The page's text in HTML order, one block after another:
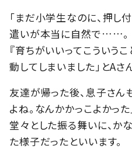
「まだ小学生なのに、押し
遣いが本当に自然で……。
『育ちがいいってこういう
動してしまいました」とAさ
友達が帰った後、息子さん
よね。なんかかっこよかっ
堂々とした振る舞いに、
た様子だったといいます。